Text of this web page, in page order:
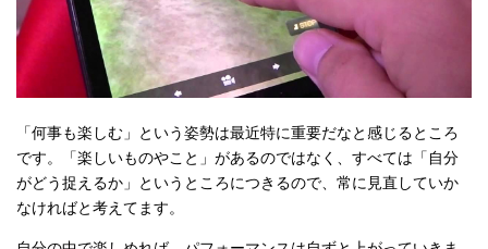
「何事も楽しむ」という姿勢は最近特に重要だなと感じるところ
です。「楽しいものやこと」があるのではなく、すべては「自分
がどう捉えるか」というところにつきるので、常に見直していか
なければと考えてます。